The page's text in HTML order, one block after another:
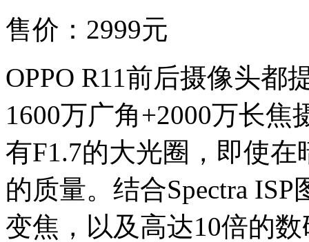
售价：2999元
OPPO R11前后摄像头都
1600万广角+2000万长
有F1.7的大光圈，即使
的质量。结合Spectra
变焦，以及高达10倍的